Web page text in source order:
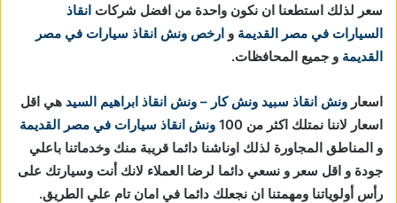
سعر لذلك استطعنا ان نكون واحدة من افضل شركات انقاذ
السيارات في مصر القديمة و ارخص ونش انقاذ سيارات في مصر
القديمة و جميع المحافظات.
اسعار ونش انقاذ سبيد ونش كار – ونش انقاذ ابراهيم السيد هي اقل
اسعار لاننا نمتلك اكثر من 100
ونش انقاذ سيارات في مصر القديمة
و المناطق المجاورة لذلك اوناشنا دائما قريبة منك وخدماتنا باعلي
جودة و اقل سعر و نسعي دائما لرضا العملاء لانك أنت وسيارتك على
رأس أولوياتنا ومهمتنا ان نجعلك دائما في امان تام علي الطريق.